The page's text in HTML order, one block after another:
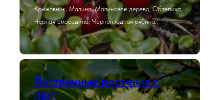
Крыжовник, Малина, Малиновое дерево, Облепиха,
Черная смородина, Черноплодная рябина.
Лиственные растения с
ЗКС